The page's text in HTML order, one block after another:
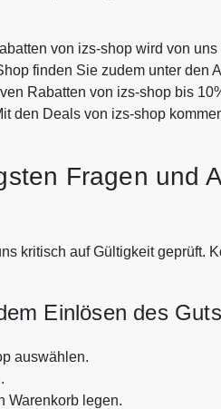
von izs-shop wird von
finden Sie zudem unter den
Rabatten von izs-shop bis
den Deals von izs-shop
Fragen und
kritisch auf Gültigkeit geprüft.
Einlösen des
auswählen.
Warenkorb legen.